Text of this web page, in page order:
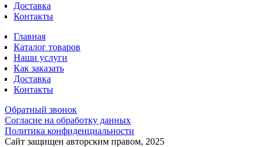
Доставка
Контакты
Главная
Каталог товаров
Наши услуги
Как заказать
Доставка
Контакты
Обратный звонок
Согласие на обработку данных
Политика конфиденциальности
Сайт защищен авторским правом, 2025